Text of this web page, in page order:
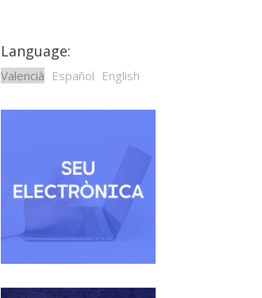
Language:
Valencià Español English